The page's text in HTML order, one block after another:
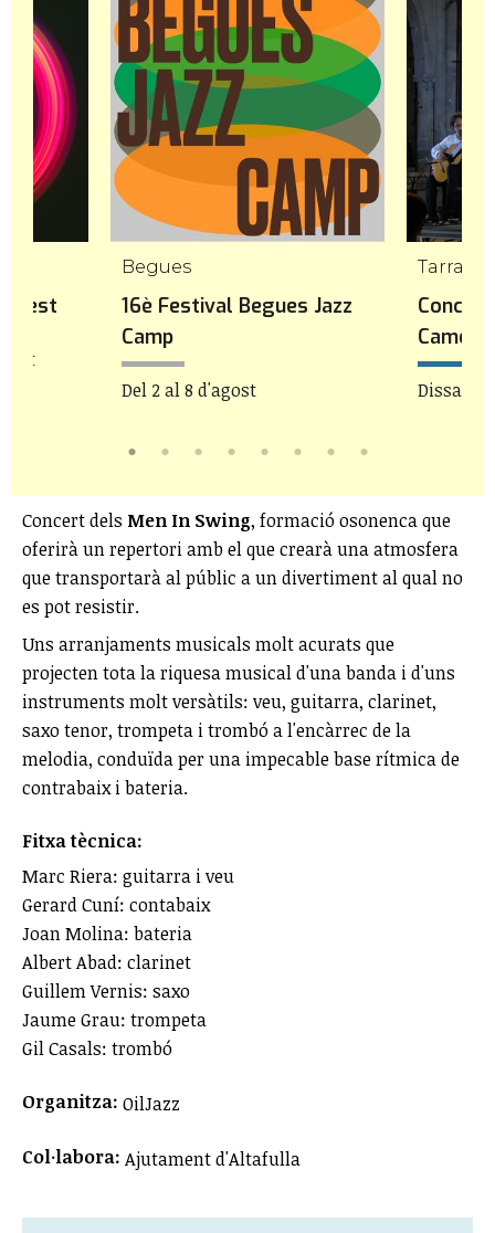
Begues
16è Festival Begues Jazz
Camp
Del 2 al 8 d'agost Dissabte
Concert dels Men In Swing, formació osonenca que
oferirà un repertori amb el que crearà una atmosfera
que transportarà al públic a un divertiment al qual no
es pot resistir.
Uns arranjaments musicals molt acurats que
projecten tota la riquesa musical d'una banda i d'uns
instruments molt versàtils: veu, guitarra, clarinet,
saxo tenor, trompeta i trombó a l'encàrrec de la
melodia, conduïda per una impecable base rítmica de
contrabaix i bateria.
Fitxa tècnica:
Marc Riera: guitarra i veu
Gerard Cuní: contabaix
Joan Molina: bateria
Albert Abad: clarinet
Guillem Vernis: saxo
Jaume Grau: trompeta
Gil Casals: trombó
Organitza: OilJazz
Col·labora: Ajutament d'Altafulla